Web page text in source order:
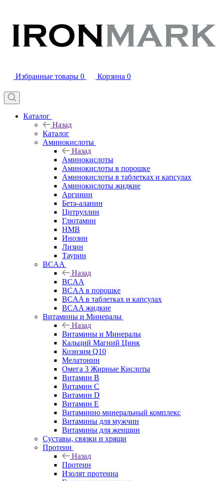
Избранные товары 0 Корзина 0
Каталог
Назад
Каталог
Аминокислоты
Назад
Аминокислоты
Аминокислоты в порошке
Аминокислоты в таблетках и капсулах
Аминокислоты жидкие
Аргинин
Бета-аланин
Цитруллин
Глютамин
HMB
Инозин
Лизин
Таурин
BCAA
Назад
BCAA
BCAA в порошке
BCAA в таблетках и капсулах
BCAA жидкие
Витамины и Минералы
Назад
Витамины и Минералы
Кальций Магний Цинк
Коэнзим Q10
Мелатонин
Омега 3 Жирные Кислоты
Витамин B
Витамин C
Витамин D
Витамин E
Витаминно минеральный комплекс
Витамины для мужчин
Витамины для женщин
Суставы, связки и хрящи
Протеин
Назад
Протеин
Изолят протеина